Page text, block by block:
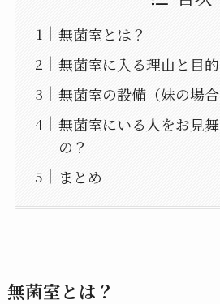
無菌室とは？
無菌室に入る理由と目的
無菌室の設備（妹の場合
無菌室にいる人をお見
の？
まとめ
無菌室とは？